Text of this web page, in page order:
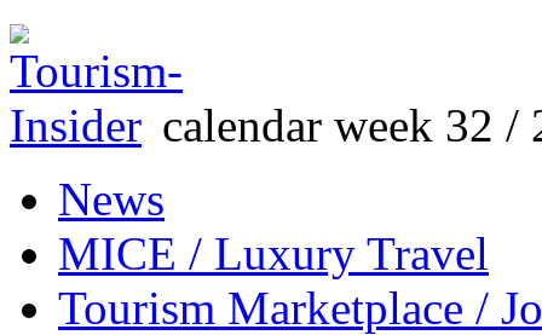
calendar week 32 /
News
MICE / Luxury Travel
Tourism Marketplace /